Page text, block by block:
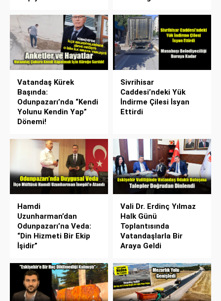
Vatandaş Kürek
Başında:
Odunpazarı’nda “Kendi
Yolunu Kendin Yap”
Dönemi!
Sivrihisar
Caddesi’ndeki Yük
İndirme Çilesi İsyan
Ettirdi
Hamdi
Uzunharman’dan
Odunpazarı’na Veda:
“Din Hizmeti Bir Ekip
İşidir”
Vali Dr. Erdinç Yılmaz
Halk Günü
Toplantısında
Vatandaşlarla Bir
Araya Geldi